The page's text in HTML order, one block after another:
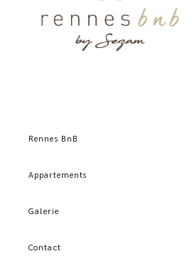
Rennes BnB
Appartements
Galerie
Contact